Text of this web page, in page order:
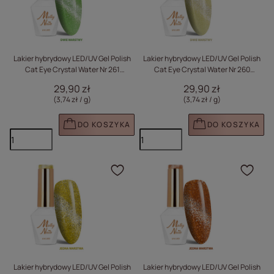
Lakier hybrydowy LED/UV Gel Polish
Cat Eye Crystal Water Nr 261
Free 8g
29,90 zł
(3,74 zł / g)
DO KOSZYKA
Lakier hybrydowy LED/UV Gel Polish
Cat Eye Crystal Water Nr 260
HEMA Free 8g
29,90 zł
(3,74 zł / g)
DO KOSZYKA
Lakier hybrydowy LED/UV Gel Polish
Kliknij, aby dodać
Lakier hybrydowy LED/UV Gel Polish